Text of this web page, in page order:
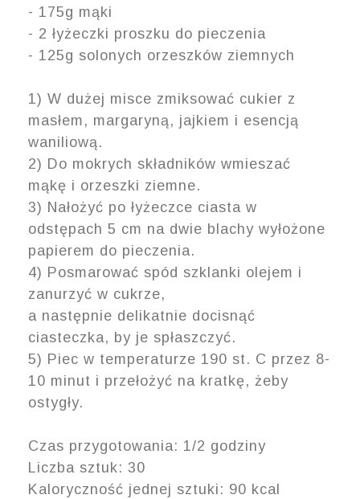
- 175g mąki
- 2 łyżeczki proszku do pieczenia
- 125g solonych orzeszków ziemnych
1) W dużej misce zmiksować cukier z
masłem, margaryną, jajkiem i esencją
waniliową.
2) Do mokrych składników wmieszać
mąkę i orzeszki ziemne.
3) Nałożyć po łyżeczce ciasta w
odstępach 5 cm na dwie blachy wyłożone
papierem do pieczenia.
4) Posmarować spód szklanki olejem i
zanurzyć w cukrze,
a następnie delikatnie docisnąć
ciasteczka, by je spłaszczyć.
5) Piec w temperaturze 190 st. C przez 8-
10 minut i przełożyć na kratkę, żeby
ostygły.
Czas przygotowania: 1/2 godziny
Liczba sztuk: 30
Kaloryczność jednej sztuki: 90 kcal